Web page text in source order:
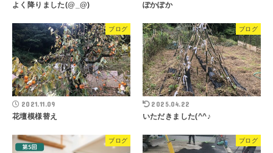
よく降りました(@_@) ぽかぽか
ブログ
2021.11.09
花壇模様替え
ブログ
2025.04.22
いただきました(^^♪
ブログ ブログ